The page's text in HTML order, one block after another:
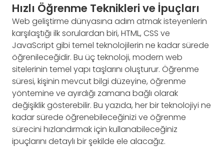
Hızlı Öğrenme Teknikleri ve İpuçları
Web geliştirme dünyasına adım atmak isteyenlerin
karşılaştığı ilk sorulardan biri, HTML, CSS ve
JavaScript gibi temel teknolojilerin ne kadar sürede
öğrenileceğidir. Bu üç teknoloji, modern web
sitelerinin temel yapı taşlarını oluşturur. Öğrenme
süresi, kişinin mevcut bilgi düzeyine, öğrenme
yöntemine ve ayırdığı zamana bağlı olarak
değişiklik gösterebilir. Bu yazıda, her bir teknolojiyi ne
kadar sürede öğrenebileceğinizi ve öğrenme
sürecini hızlandırmak için kullanabileceğiniz
ipuçlarını detaylı bir şekilde ele alacağız.